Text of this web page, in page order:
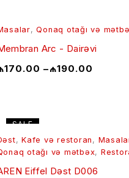
,Qonaq otağı və
Arc - Dairəvi
170.00 –₼190.00
SALE
, Kafe və restoran ,
otağı və mətbəx,
Eiffel Dəst D006